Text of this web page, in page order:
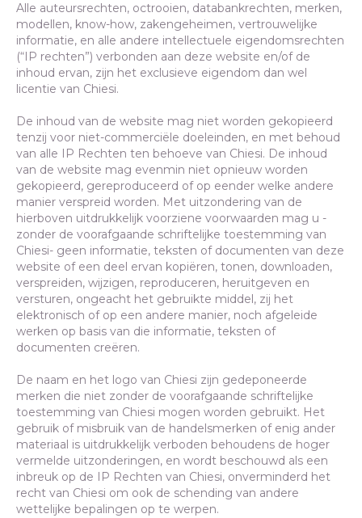
Alle auteursrechten, octrooien, databankrechten, merken,
modellen, know-how, zakengeheimen, vertrouwelijke
informatie, en alle andere intellectuele eigendomsrechten
(“IP rechten”) verbonden aan deze website en/of de
inhoud ervan, zijn het exclusieve eigendom dan wel
licentie van Chiesi.
De inhoud van de website mag niet worden gekopieerd
tenzij voor niet-commerciële doeleinden, en met behoud
van alle IP Rechten ten behoeve van Chiesi. De inhoud
van de website mag evenmin niet opnieuw worden
gekopieerd, gereproduceerd of op eender welke andere
manier verspreid worden. Met uitzondering van de
hierboven uitdrukkelijk voorziene voorwaarden mag u -
zonder de voorafgaande schriftelijke toestemming van
Chiesi- geen informatie, teksten of documenten van deze
website of een deel ervan kopiëren, tonen, downloaden,
verspreiden, wijzigen, reproduceren, heruitgeven en
versturen, ongeacht het gebruikte middel, zij het
elektronisch of op een andere manier, noch afgeleide
werken op basis van die informatie, teksten of
documenten creëren.
De naam en het logo van Chiesi zijn gedeponeerde
merken die niet zonder de voorafgaande schriftelijke
toestemming van Chiesi mogen worden gebruikt. Het
gebruik of misbruik van de handelsmerken of enig ander
materiaal is uitdrukkelijk verboden behoudens de hoger
vermelde uitzonderingen, en wordt beschouwd als een
inbreuk op de IP Rechten van Chiesi, onverminderd het
recht van Chiesi om ook de schending van andere
wettelijke bepalingen op te werpen.